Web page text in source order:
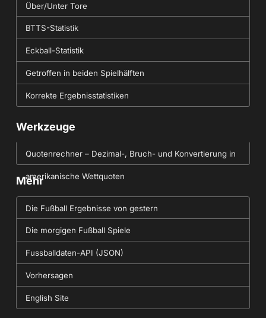
Über/Unter Tore
BTTS-Statistik
Eckball-Statistik
Getroffen in beiden Spielhälften
Korrekte Ergebnisstatistiken
Werkzeuge
Quotenrechner – Dezimal-, Bruch- und Konvertierung in
amerikanische Wettquoten
Mehr
Die Fußball Ergebnisse von gestern
Die morgigen Fußball Spiele
Fussballdaten-API (JSON)
Vorhersagen
English Site